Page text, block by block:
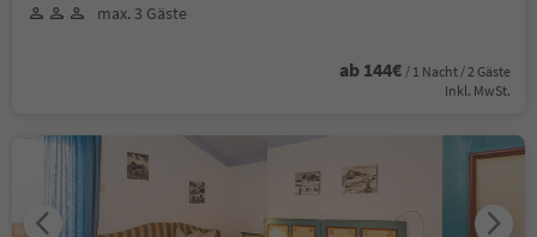
max. 3 Gäste
ab 144€ / 1 Nacht / 2 Gäste
Inkl. MwSt.